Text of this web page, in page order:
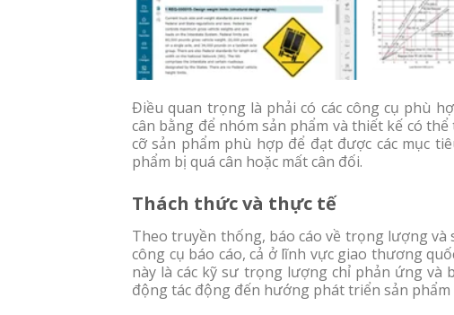
Điều quan trọng là phải có các công cụ phù
cân bằng để nhóm sản phẩm và thiết kế có
cỡ sản phẩm phù hợp để đạt được các mục
phẩm bị quá cân hoặc mất cân đối.
Thách thức và thực tế
Theo truyền thống, báo cáo về trọng lượng và
công cụ báo cáo, cả ở lĩnh vực giao thương
này là các kỹ sư trọng lượng chỉ phản ứng và
động tác động đến hướng phát triển sản